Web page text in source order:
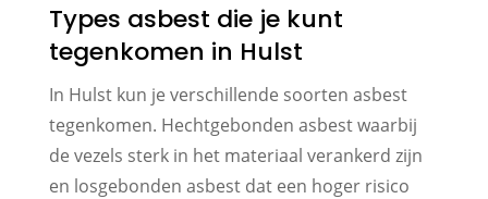
Types asbest die je kunt
tegenkomen in Hulst
In Hulst kun je verschillende soorten asbest
tegenkomen. Hechtgebonden asbest waarbij
de vezels sterk in het materiaal verankerd zijn
en losgebonden asbest dat een hoger risico